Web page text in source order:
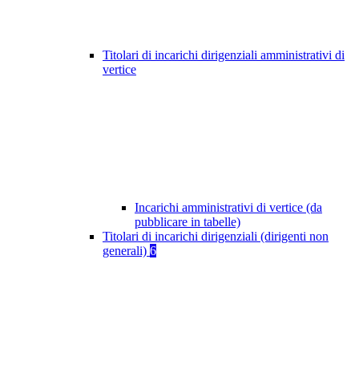
Titolari di incarichi dirigenziali amministrativi di
vertice
Incarichi amministrativi di vertice (da
pubblicare in tabelle)
Titolari di incarichi dirigenziali (dirigenti non
generali) 6